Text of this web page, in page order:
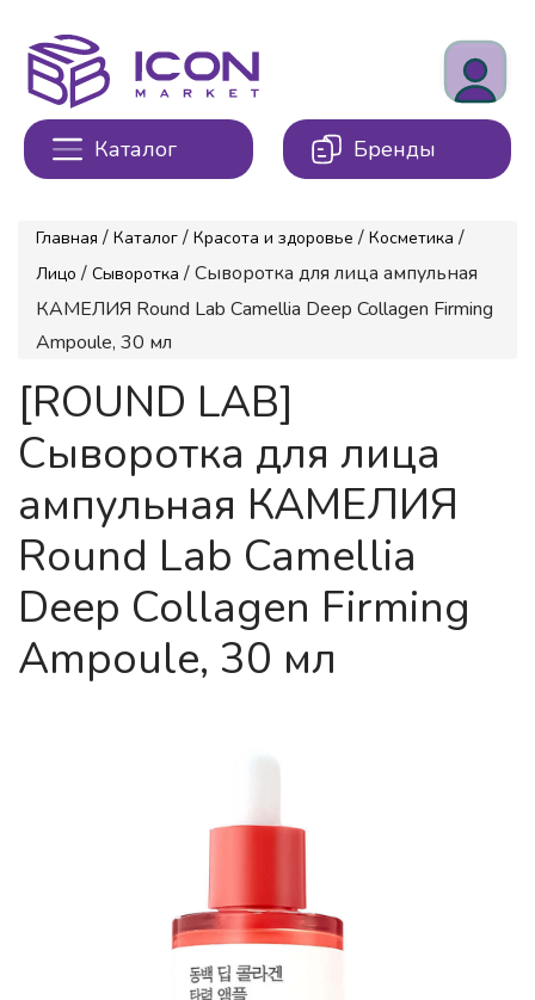
Каталог Бренды
Главная / Каталог / Красота и здоровье / Косметика /
Лицо / Сыворотка / Сыворотка для лица ампульная
КАМЕЛИЯ Round Lab Camellia Deep Collagen Firming
Ampoule, 30 мл
[ROUND LAB]
Сыворотка для лица
ампульная КАМЕЛИЯ
Round Lab Camellia
Deep Collagen Firming
Ampoule, 30 мл